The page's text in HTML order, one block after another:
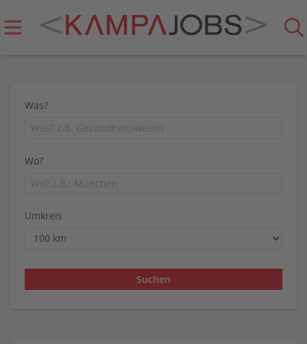
Was?
Wo?
Umkreis